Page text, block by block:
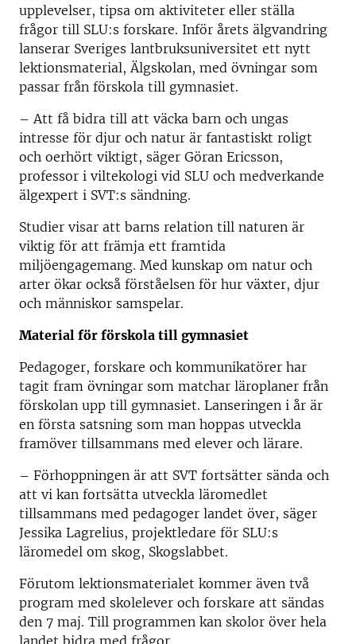
upplevelser, tipsa om aktiviteter eller ställa
frågor till SLU:s forskare. Inför årets älgvandring
lanserar Sveriges lantbruksuniversitet ett nytt
lektionsmaterial, Älgskolan, med övningar som
passar från förskola till gymnasiet.
– Att få bidra till att väcka barn och ungas
intresse för djur och natur är fantastiskt roligt
och oerhört viktigt, säger Göran Ericsson,
professor i viltekologi vid SLU och medverkande
älgexpert i SVT:s sändning.
Studier visar att barns relation till naturen är
viktig för att främja ett framtida
miljöengagemang. Med kunskap om natur och
arter ökar också förståelsen för hur växter, djur
och människor samspelar.
Material för förskola till gymnasiet
Pedagoger, forskare och kommunikatörer har
tagit fram övningar som matchar läroplaner från
förskolan upp till gymnasiet. Lanseringen i år är
en första satsning som man hoppas utveckla
framöver tillsammans med elever och lärare.
– Förhoppningen är att SVT fortsätter sända och
att vi kan fortsätta utveckla läromedlet
tillsammans med pedagoger landet över, säger
Jessika Lagrelius, projektledare för SLU:s
läromedel om skog, Skogslabbet.
Förutom lektionsmaterialet kommer även två
program med skolelever och forskare att sändas
den 7 maj. Till programmen kan skolor över hela
landet bidra med frågor.